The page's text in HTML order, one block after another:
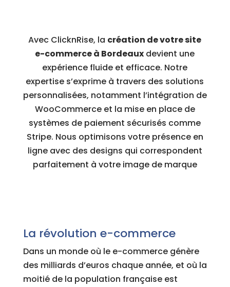
Avec ClicknRise, la création de votre site
e-commerce à Bordeaux devient une
expérience fluide et efficace. Notre
expertise s’exprime à travers des solutions
personnalisées, notamment l’intégration de
WooCommerce et la mise en place de
systèmes de paiement sécurisés comme
Stripe. Nous optimisons votre présence en
ligne avec des designs qui correspondent
parfaitement à votre image de marque
La révolution e-commerce
Dans un monde où le e-commerce génère
des milliards d’euros chaque année, et où la
moitié de la population française est